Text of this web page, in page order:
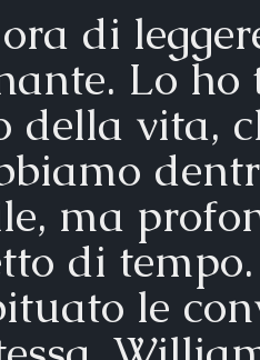
di
Lo
della vita,
ma
di
le